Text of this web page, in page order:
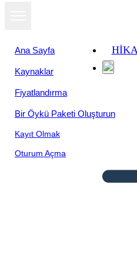
Ana Sayfa
Kaynaklar
Fiyatlandırma
Bir Öykü Paketi Oluşturun
Kayıt Olmak
Oturum Açma